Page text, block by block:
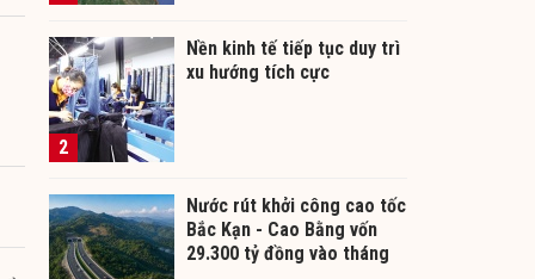
2
Nền kinh tế tiếp tục duy trì
xu hướng tích cực
Nước rút khởi công cao tốc
Bắc Kạn - Cao Bằng vốn
29.300 tỷ đồng vào tháng